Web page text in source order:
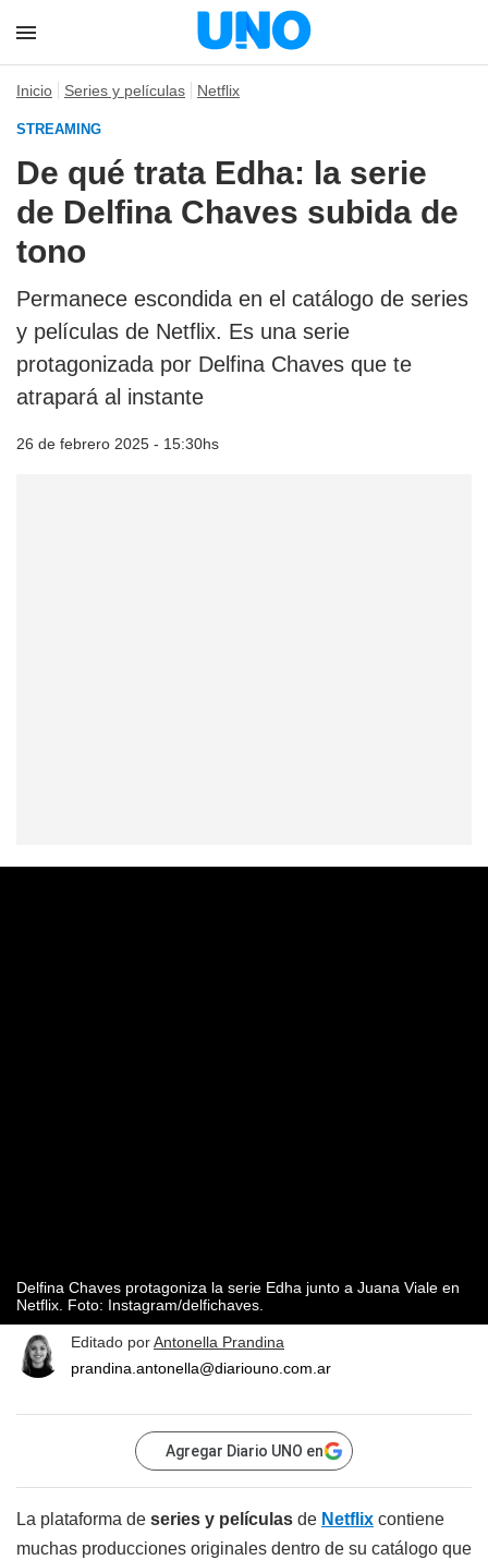
Inicio Series y películas Netflix
STREAMING
De qué trata Edha: la serie
de Delfina Chaves subida de
tono
Permanece escondida en el catálogo de series
y películas de Netflix. Es una serie
protagonizada por Delfina Chaves que te
atrapará al instante
26 de febrero 2025 - 15:30hs
Delfina Chaves protagoniza la serie Edha junto a Juana Viale en
Netflix. Foto: Instagram/delfichaves.
Editado porAntonella Prandina
prandina.antonella@diariouno.com.ar
Agregar Diario UNO en
La plataforma de series y películas de Netflix contiene
muchas producciones originales dentro de su catálogo que